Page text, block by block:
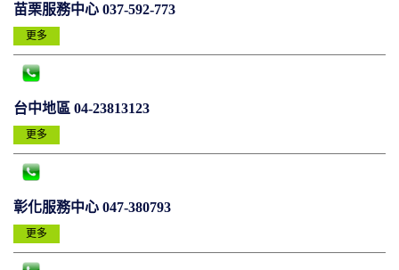
苗栗服務中心 037-592-773
更多
台中地區 04-23813123
更多
彰化服務中心 047-380793
更多